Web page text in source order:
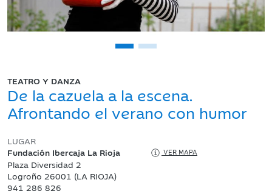
TEATRO Y DANZA
De la cazuela a la escena.
Afrontando el verano con humor
LUGAR
Fundación Ibercaja La Rioja
VER MAPA
Plaza Diversidad 2
Logroño 26001 (LA RIOJA)
941 286 826